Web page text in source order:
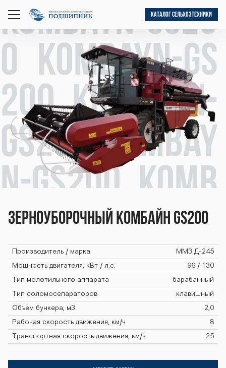
открыть
меню
КАТАЛОГ СЕЛЬХОЗТЕХНИКИ
kombayn-gs20
0 kombayn-gs
200 kombayn-
gs200 kombay
n-gs200 komb
ayn-gs200 ko
mbayn-gs200
kombayn-gs20
0 kombayn-gs
Зерноуборочный комбайн GS200
Производитель / марка ММЗ Д-245
Мощность двигателя, кВт / л.с. 96 / 130
Тип молотильного аппарата барабанный
Тип соломосепараторов клавишный
Объём бункера, м3 2,0
Рабочая скорость движения, км/ч 8
Транспортная скорость движения, км/ч 25